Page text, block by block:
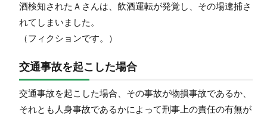
酒検知されたＡさんは、飲酒運転が発覚し、その場逮捕さ
れてしまいました。
（フィクションです。）
交通事故を起こした場合
交通事故を起こした場合、その事故が物損事故であるか、
それとも人身事故であるかによって刑事上の責任の有無が